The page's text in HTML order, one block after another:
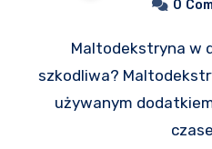
0
Maltodekstryna w diecie: zdrowa czy
szkodliwa?
używanym